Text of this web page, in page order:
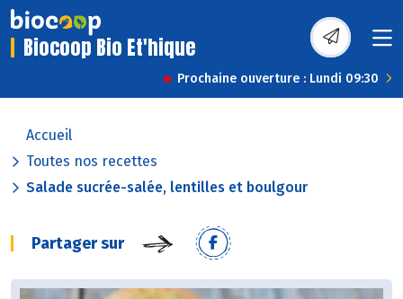
Biocoop Bio Et'hique
Prochaine ouverture : Lundi 09:30
Accueil
Toutes nos recettes
Salade sucrée-salée, lentilles et boulgour
Partager sur